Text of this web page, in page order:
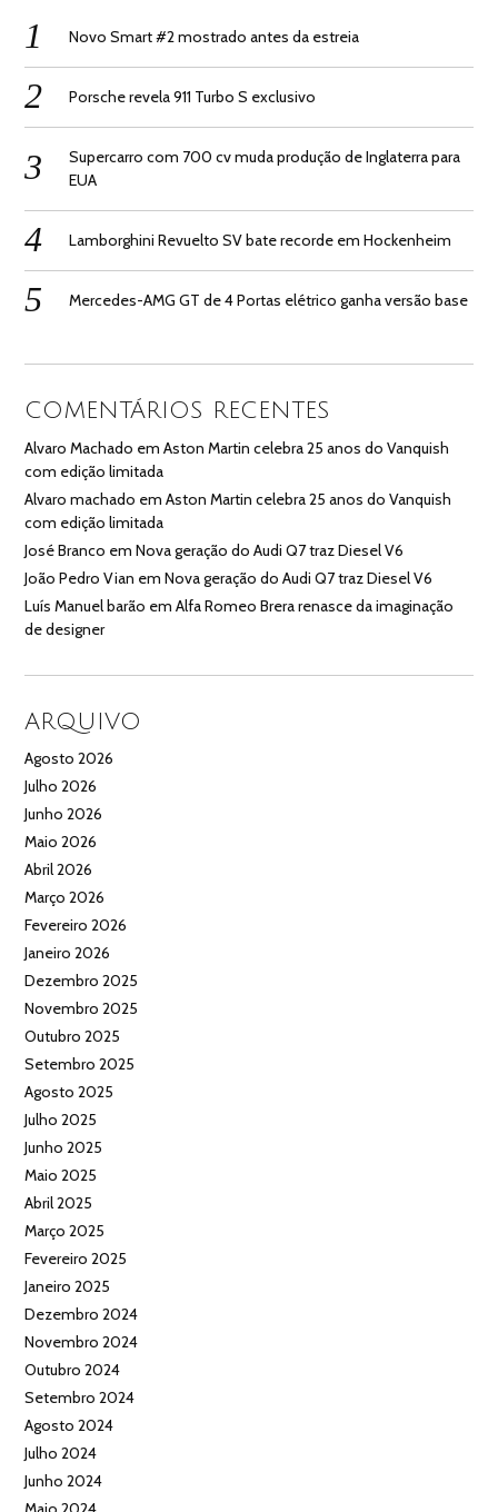
Novo Smart #2 mostrado antes da estreia
Porsche revela 911 Turbo S exclusivo
Supercarro com 700 cv muda produção de Inglaterra para
EUA
Lamborghini Revuelto SV bate recorde em Hockenheim
Mercedes-AMG GT de 4 Portas elétrico ganha versão base
COMENTÁRIOS RECENTES
Alvaro Machado emAston Martin celebra 25 anos do Vanquish
com edição limitada
Alvaro machado emAston Martin celebra 25 anos do Vanquish
com edição limitada
José Branco emNova geração do Audi Q7 traz Diesel V6
João Pedro Vian emNova geração do Audi Q7 traz Diesel V6
Luís Manuel barão emAlfa Romeo Brera renasce da imaginação
de designer
ARQUIVO
Agosto 2026
Julho 2026
Junho 2026
Maio 2026
Abril 2026
Março 2026
Fevereiro 2026
Janeiro 2026
Dezembro 2025
Novembro 2025
Outubro 2025
Setembro 2025
Agosto 2025
Julho 2025
Junho 2025
Maio 2025
Abril 2025
Março 2025
Fevereiro 2025
Janeiro 2025
Dezembro 2024
Novembro 2024
Outubro 2024
Setembro 2024
Agosto 2024
Julho 2024
Junho 2024